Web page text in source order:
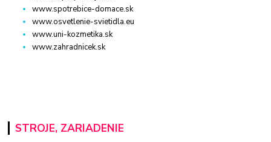
www.spotrebice-domace.sk
www.osvetlenie-svietidla.eu
www.uni-kozmetika.sk
www.zahradnicek.sk
STROJE, ZARIADENIE